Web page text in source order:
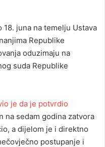
juna na temelju Ustava
Republike
oduzimaju na
suda Republike
je da je potvrdio
na sedam godina zatvora
a dijelom je i direktno
postupanje i